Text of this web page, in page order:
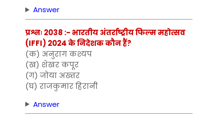
Answer
प्रश्नः 2038 :- भारतीय अंतर्राष्ट्रीय फिल्म महोत्सव
(IFFI) 2024 के निदेशक कौन हैं?
(क) अनुराग कश्यप
(ख) शेखर कपूर
(ग) जोया अख्तर
(घ) राजकुमार हिरानी
Answer